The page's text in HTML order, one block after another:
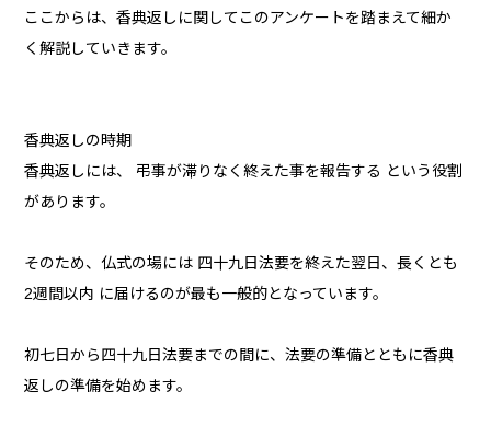
ここからは、香典返しに関してこのアンケートを踏まえて細か
く解説していきます。
香典返しの時期
香典返しには、 弔事が滞りなく終えた事を報告する という役割
があります。
そのため、仏式の場には 四十九日法要を終えた翌日、長くとも
2週間以内 に届けるのが最も一般的となっています。
初七日から四十九日法要までの間に、法要の準備とともに香典
返しの準備を始めます。